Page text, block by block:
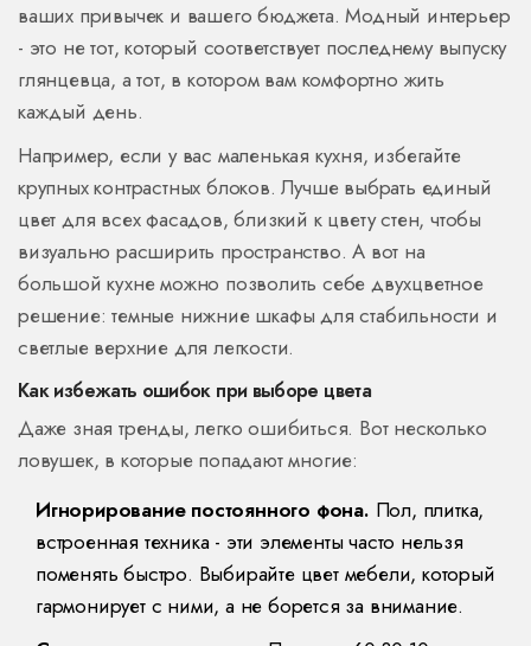
ваших привычек и вашего бюджета. Модный интерьер
- это не тот, который соответствует последнему выпуску
глянцевца, а тот, в котором вам комфортно жить
каждый день.
Например, если у вас маленькая кухня, избегайте
крупных контрастных блоков. Лучше выбрать единый
цвет для всех фасадов, близкий к цвету стен, чтобы
визуально расширить пространство. А вот на
большой кухне можно позволить себе двухцветное
решение: темные нижние шкафы для стабильности и
светлые верхние для легкости.
Как избежать ошибок при выборе цвета
Даже зная тренды, легко ошибиться. Вот несколько
ловушек, в которые попадают многие:
Игнорирование постоянного фона. Пол, плитка,
встроенная техника - эти элементы часто нельзя
поменять быстро. Выбирайте цвет мебели, который
гармонирует с ними, а не борется за внимание.